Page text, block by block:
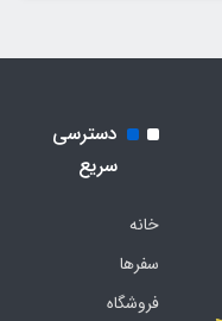
دسترسی
سریع
خانه
سفرها
فروشگاه